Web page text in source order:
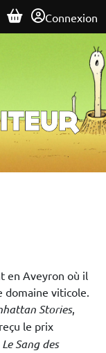
Connexion
en Aveyron où il
domaine viticole.
Stories,
le prix
Le Sang des